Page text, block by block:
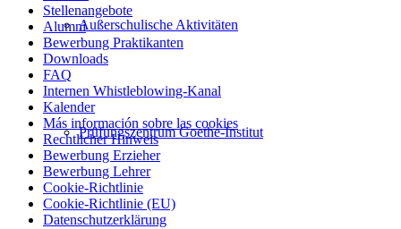
Außerschulische Aktivitäten
Prüfungszentrum Goethe-Institut
Stellenangebote
Alumni
Bewerbung Praktikanten
Downloads
FAQ
Internen Whistleblowing-Kanal
Kalender
Más información sobre las cookies
Rechtlicher Hinweis
Bewerbung Erzieher
Bewerbung Lehrer
Cookie-Richtlinie
Cookie-Richtlinie (EU)
Datenschutzerklärung